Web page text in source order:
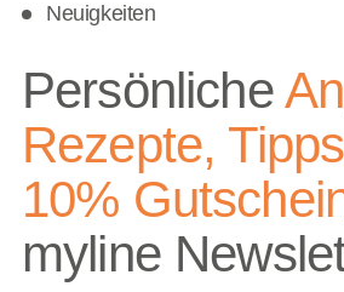
Neuigkeiten
Persönliche
Rezepte, Tipps
10%
myline